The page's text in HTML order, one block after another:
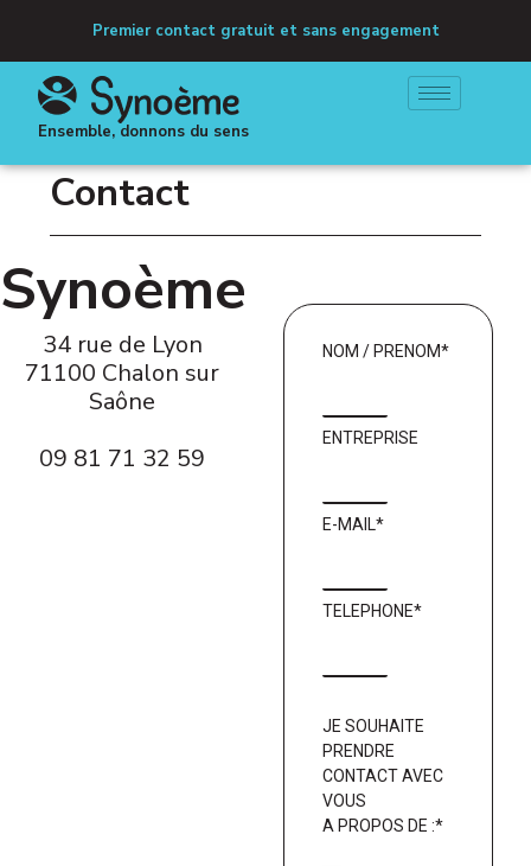
Premier contact gratuit et sans engagement
Ensemble, donnons du sens
Contact
Synoème
34 rue de Lyon
71100 Chalon sur
Saône
09 81 71 32 59
NOM / PRENOM*
ENTREPRISE
E-MAIL*
TELEPHONE*
JE SOUHAITE
PRENDRE
CONTACT AVEC
VOUS
A PROPOS DE :*